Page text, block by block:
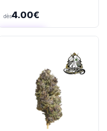
dès4.00€
Ajout rapide